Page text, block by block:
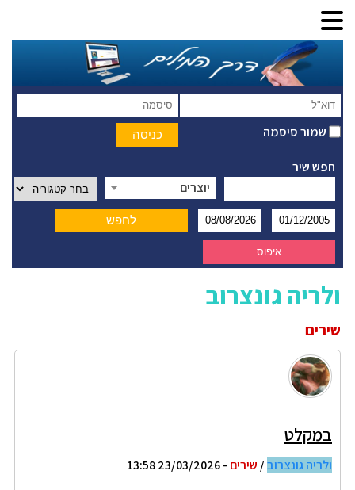
שמור סיסמה
חפש שיר
יוצרים
ולריה גונצרוב
שירים
במקלט
ולריה גונצרוב/ שירים - 23/03/2026 13:58